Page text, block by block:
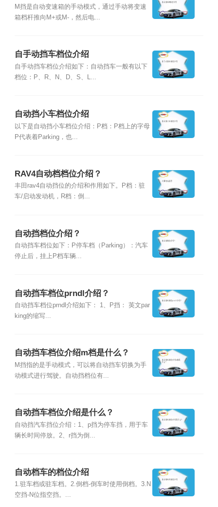
M挡是自动变速箱的手动模式，通过手动将变速
箱档杆推向M+或M-，然后电...
自手动挡车档位介绍
自手动挡车档位介绍如下：自动挡车一般有以下
档位：P、R、N、D、S、L...
自动挡小车档位介绍
以下是自动挡小车档位介绍：P档：P档上的字母
P代表着Parking，也...
RAV4自动档档位介绍？
丰田rav4自动挡位的介绍和作用如下。P档：驻
车/启动发动机，R档：倒...
自动挡档位介绍？
自动挡车档位如下：P停车档（Parking）：汽车
停止后，挂上P档车辆...
自动挡车档位prndl介绍？
自动挡车档位prndl介绍如下： 1、P挡： 英文par
king的缩写...
自动挡车档位介绍m档是什么？
M挡指的是手动模式，可以将自动挡车切换为手
动模式进行驾驶。自动挡档位有...
自动挡车档位介绍是什么？
自动挡汽车挡位介绍：1、p挡为停车挡，用于车
辆长时间停放。2、r挡为倒...
自动档车的档位介绍
1.驻车档或驻车档。2.倒档-倒车时使用倒档。3.N
空挡-N位指空挡。...